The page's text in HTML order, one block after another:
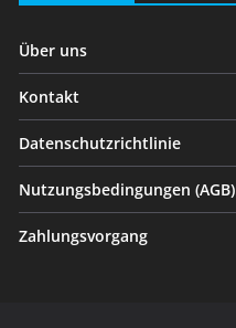
Über uns
Kontakt
Datenschutzrichtlinie
Nutzungsbedingungen (AGB)
Zahlungsvorgang